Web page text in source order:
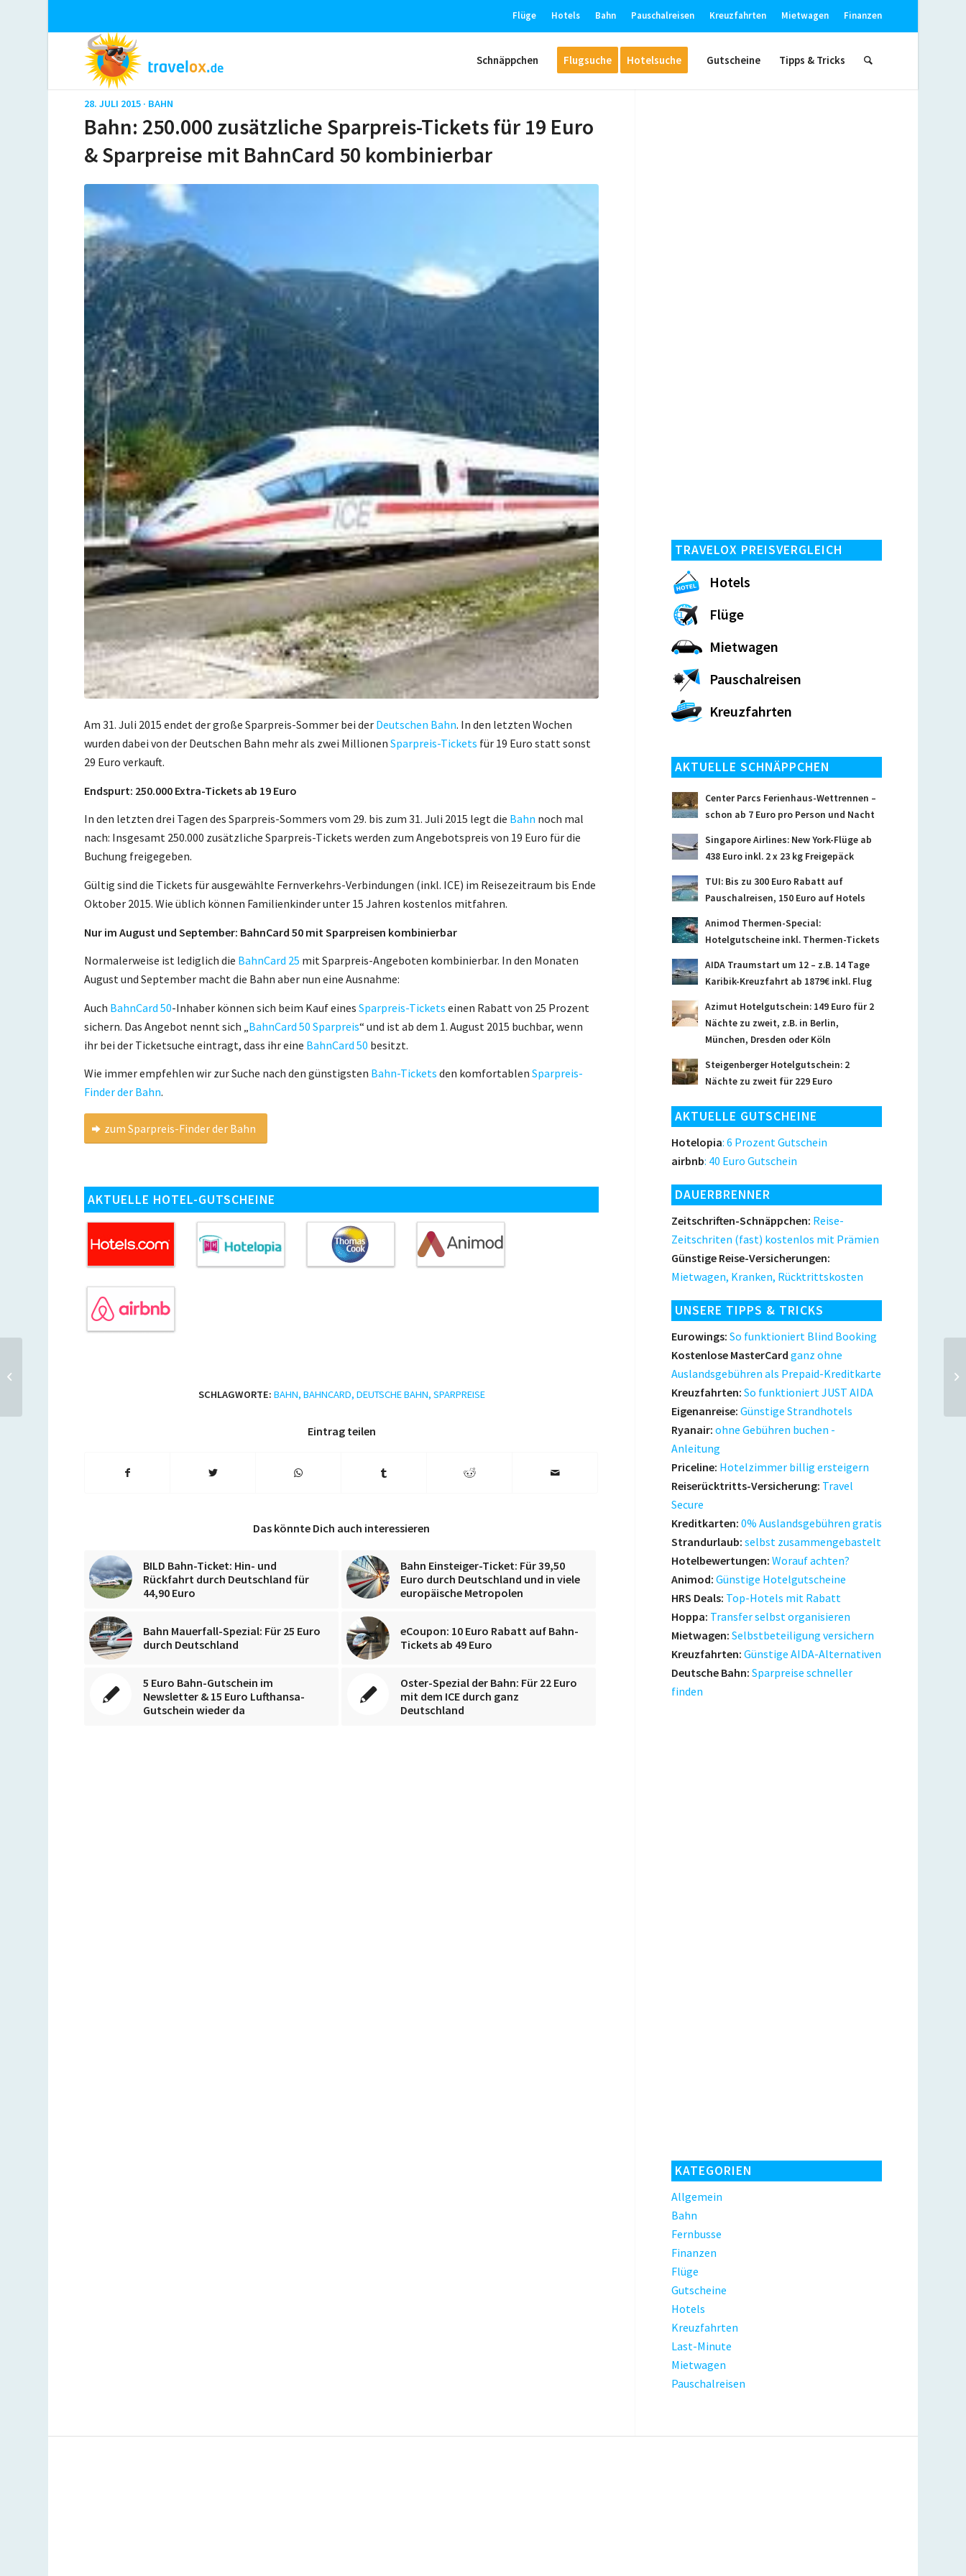
Flüge Hotels Bahn Pauschalreisen Kreuzfahrten Mietwagen Finanzen
Schnäppchen Flugsuche Hotelsuche Gutscheine Tipps & Tricks
28. JULI 2015 · BAHN
Bahn: 250.000 zusätzliche Sparpreis-Tickets für 19 Euro
& Sparpreise mit BahnCard 50 kombinierbar
Am 31. Juli 2015 endet der große Sparpreis-Sommer bei der Deutschen Bahn. In den letzten Wochen
wurden dabei von der Deutschen Bahn mehr als zwei MillionenSparpreis-Tickets für 19 Euro statt sonst
29 Euro verkauft.
Endspurt: 250.000 Extra-Tickets ab 19 Euro
In den letzten drei Tagen des Sparpreis-Sommers vom 29. bis zum 31. Juli 2015 legt die Bahn noch mal
nach: Insgesamt 250.000 zusätzliche Sparpreis-Tickets werden zum Angebotspreis von 19 Euro für die
Buchung freigegeben.
Gültig sind die Tickets für ausgewählte Fernverkehrs-Verbindungen (inkl. ICE) im Reisezeitraum bis Ende
Oktober 2015. Wie üblich können Familienkinder unter 15 Jahren kostenlos mitfahren.
Nur im August und September: BahnCard 50 mit Sparpreisen kombinierbar
Normalerweise ist lediglich die BahnCard 25 mit Sparpreis-Angeboten kombinierbar. In den Monaten
August und September macht die Bahn aber nun eine Ausnahme:
Auch BahnCard 50-Inhaber können sich beim Kauf einesSparpreis-Tickets einen Rabatt von 25 Prozent
sichern. Das Angebot nennt sich „ BahnCard 50 Sparpreis“ und ist ab dem 1. August 2015 buchbar, wenn
ihr bei der Ticketsuche eintragt, dass ihr eine BahnCard 50 besitzt.
Wie immer empfehlen wir zur Suche nach den günstigsten Bahn-Tickets den komfortablenSparpreis-
Finder der Bahn.
zum Sparpreis-Finder der Bahn
AKTUELLE HOTEL-GUTSCHEINE
SCHLAGWORTE: BAHN, BAHNCARD, DEUTSCHE BAHN, SPARPREISE
Eintrag teilen
Das könnte Dich auch interessieren
BILD Bahn-Ticket: Hin- und
Rückfahrt durch Deutschland für
44,90 Euro
Bahn Einsteiger-Ticket: Für 39,50
Euro durch Deutschland und in viele
europäische Metropolen
Bahn Mauerfall-Spezial: Für 25 Euro
durch Deutschland
eCoupon: 10 Euro Rabatt auf Bahn-
Tickets ab 49 Euro
5 Euro Bahn-Gutschein im
Newsletter & 15 Euro Lufthansa-
Gutschein wieder da
Oster-Spezial der Bahn: Für 22 Euro
mit dem ICE durch ganz
Deutschland
TRAVELOX PREISVERGLEICH
Hotels
Flüge
Mietwagen
Pauschalreisen
Kreuzfahrten
AKTUELLE SCHNÄPPCHEN
Center Parcs Ferienhaus-Wettrennen –
schon ab 7 Euro pro Person und Nacht
Singapore Airlines: New York-Flüge ab
438 Euro inkl. 2 x 23 kg Freigepäck
TUI: Bis zu 300 Euro Rabatt auf
Pauschalreisen, 150 Euro auf Hotels
Animod Thermen-Special:
Hotelgutscheine inkl. Thermen-Tickets
AIDA Traumstart um 12 – z.B. 14 Tage
Karibik-Kreuzfahrt ab 1879€ inkl. Flug
Azimut Hotelgutschein: 149 Euro für 2
Nächte zu zweit, z.B. in Berlin,
München, Dresden oder Köln
Steigenberger Hotelgutschein: 2
Nächte zu zweit für 229 Euro
AKTUELLE GUTSCHEINE
Hotelopia: 6 Prozent Gutschein
airbnb: 40 Euro Gutschein
DAUERBRENNER
Zeitschriften-Schnäppchen: Reise-
Zeitschriten (fast) kostenlos mit Prämien
Günstige Reise-Versicherungen:
Mietwagen, Kranken, Rücktrittskosten
UNSERE TIPPS & TRICKS
Eurowings: So funktioniert Blind Booking
Kostenlose MasterCard ganz ohne
Auslandsgebühren als Prepaid-Kreditkarte
Kreuzfahrten: So funktioniert JUST AIDA
Eigenanreise: Günstige Strandhotels
Ryanair: ohne Gebühren buchen -
Anleitung
Priceline: Hotelzimmer billig ersteigern
Reiserücktritts-Versicherung: Travel
Secure
Kreditkarten: 0% Auslandsgebühren gratis
Strandurlaub: selbst zusammengebastelt
Hotelbewertungen: Worauf achten?
Animod: Günstige Hotelgutscheine
HRS Deals: Top-Hotels mit Rabatt
Hoppa: Transfer selbst organisieren
Mietwagen: Selbstbeteiligung versichern
Kreuzfahrten: Günstige AIDA-Alternativen
Deutsche Bahn: Sparpreise schneller
finden
KATEGORIEN
Allgemein
Bahn
Fernbusse
Finanzen
Flüge
Gutscheine
Hotels
Kreuzfahrten
Last-Minute
Mietwagen
Pauschalreisen